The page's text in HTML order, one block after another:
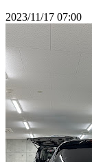
2023/11/17 07:00